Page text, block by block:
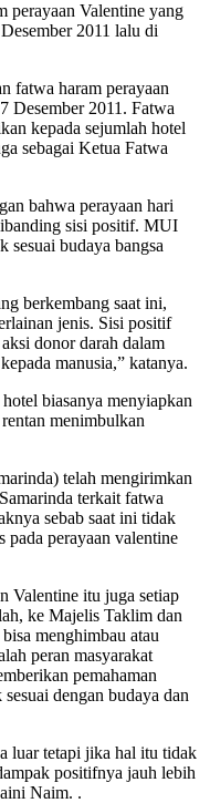
perayaan Valentine yang
2011 lalu di
fatwa haram perayaan
Desember 2011. Fatwa
kepada sejumlah hotel
sebagai Ketua Fatwa
bahwa perayaan hari
sisi positif. MUI
sesuai budaya bangsa
berkembang saat ini,
jenis. Sisi positif
donor darah dalam
manusia,” katanya.
biasanya menyiapkan
menimbulkan
telah mengirimkan
terkait fatwa
sebab saat ini tidak
pada perayaan valentine
Valentine itu juga setiap
ke Majelis Taklim dan
menghimbau atau
peran masyarakat
pemahaman
dengan budaya dan
luar tetapi jika hal itu tidak
positifnya jauh lebih
Naim. .